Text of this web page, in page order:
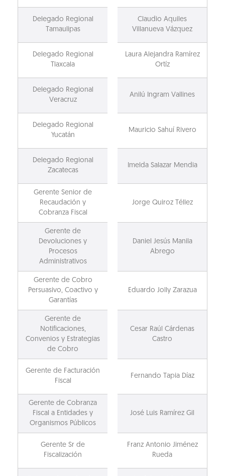
Delegado Regional
Tamaulipas
Claudio Aquiles
Villanueva Vázquez
Delegado Regional
Tlaxcala
Laura Alejandra Ramírez
Ortíz
Delegado Regional
Veracruz
Anilú Ingram Vallines
Delegado Regional
Yucatán
Mauricio Sahuí Rivero
Delegado Regional
Zacatecas
Imelda Salazar Mendia
Gerente Senior de
Recaudación y
Cobranza Fiscal
Jorge Quiroz Téllez
Gerente de
Devoluciones y
Procesos
Administrativos
Daniel Jesús Manila
Abrego
Gerente de Cobro
Persuasivo, Coactivo y
Garantías
Eduardo Jolly Zarazua
Gerente de
Notificaciones,
Convenios y Estrategias
de Cobro
Cesar Raúl Cárdenas
Castro
Gerente de Facturación
Fiscal
Fernando Tapia Díaz
Gerente de Cobranza
Fiscal a Entidades y
Organismos Públicos
José Luis Ramírez Gil
Gerente Sr de
Fiscalización
Franz Antonio Jiménez
Rueda